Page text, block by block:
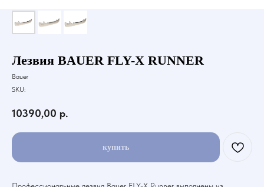
Лезвия BAUER FLY-X RUNNER
Bauer
SKU:
10390,00 р.
купить